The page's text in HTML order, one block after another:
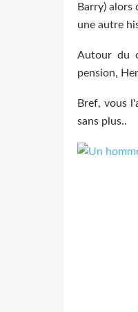
Barry) alors
une autre
Autour du
pension,
Bref, vous
sans plus..